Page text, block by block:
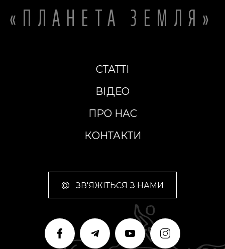
«ПЛАНЕТА ЗЕМЛЯ»
СТАТТІ
ВІДЕО
ПРО НАС
КОНТАКТИ
@ ЗВ'ЯЖІТЬСЯ З НАМИ